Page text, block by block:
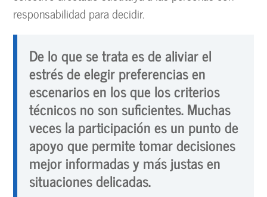
responsabilidad para decidir.
De lo que se trata es de aliviar el
estrés de elegir preferencias en
escenarios en los que los criterios
técnicos no son suficientes. Muchas
veces la participación es un punto de
apoyo que permite tomar decisiones
mejor informadas y más justas en
situaciones delicadas.